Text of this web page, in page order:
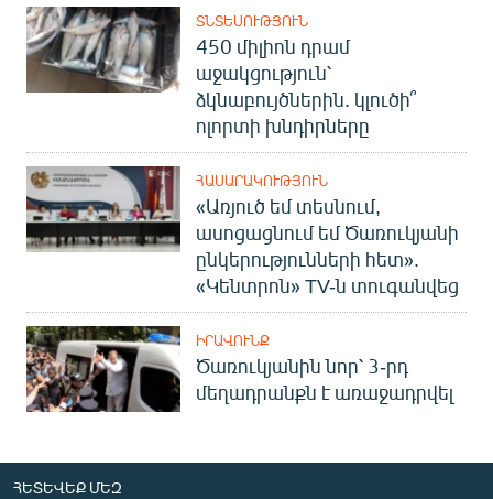
ՏՆՏԵՍՈՒԹՅՈՒՆ
450 միլիոն դրամ
աջակցություն՝
ձկնաբույծներին. կլուծի՞
ոլորտի խնդիրները
ՀԱՍԱՐԱԿՈՒԹՅՈՒՆ
«Առյուծ եմ տեսնում,
ասոցացնում եմ Ծառուկյանի
ընկերությունների հետ».
«Կենտրոն» TV-ն տուգանվեց
ԻՐԱՎՈՒՆՔ
Ծառուկյանին նոր՝ 3-րդ
մեղադրանքն է առաջադրվել
ՀԵՏԵՎԵՔ ՄԵԶ